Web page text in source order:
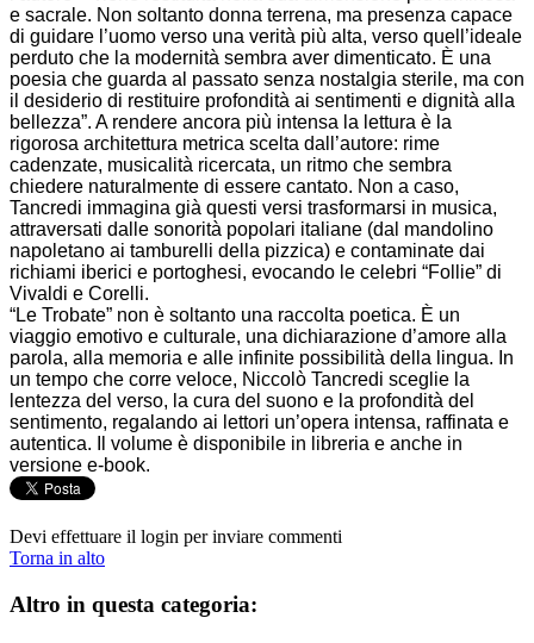
e sacrale. Non soltanto donna terrena, ma presenza capace
di guidare l’uomo verso una verità più alta, verso quell’ideale
perduto che la modernità sembra aver dimenticato. È una
poesia che guarda al passato senza nostalgia sterile, ma con
il desiderio di restituire profondità ai sentimenti e dignità alla
bellezza”. A rendere ancora più intensa la lettura è la
rigorosa architettura metrica scelta dall’autore: rime
cadenzate, musicalità ricercata, un ritmo che sembra
chiedere naturalmente di essere cantato. Non a caso,
Tancredi immagina già questi versi trasformarsi in musica,
attraversati dalle sonorità popolari italiane (dal mandolino
napoletano ai tamburelli della pizzica) e contaminate dai
richiami iberici e portoghesi, evocando le celebri “Follie” di
Vivaldi e Corelli.
“Le Trobate” non è soltanto una raccolta poetica. È un
viaggio emotivo e culturale, una dichiarazione d’amore alla
parola, alla memoria e alle infinite possibilità della lingua. In
un tempo che corre veloce, Niccolò Tancredi sceglie la
lentezza del verso, la cura del suono e la profondità del
sentimento, regalando ai lettori un’opera intensa, raffinata e
autentica. Il volume è disponibile in libreria e anche in
versione e-book.
Devi effettuare il login per inviare commenti
Torna in alto
Altro in questa categoria: